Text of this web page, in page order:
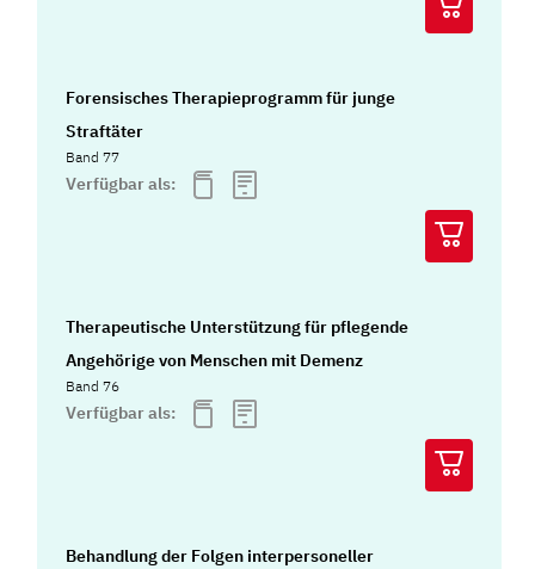
Forensisches Therapieprogramm für junge
Straftäter
Band 77
Verfügbar als:
Therapeutische Unterstützung für pflegende
Angehörige von Menschen mit Demenz
Band 76
Verfügbar als:
Behandlung der Folgen interpersoneller